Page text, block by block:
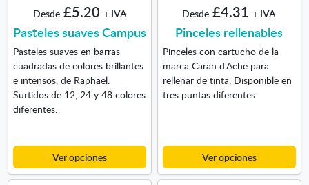
Desde £5.20 + IVA
Pasteles suaves Campus
Pasteles suaves en barras
cuadradas de colores brillantes
e intensos, de Raphael.
Surtidos de 12, 24 y 48 colores
diferentes.
Ver opciones
Desde £4.31 + IVA
Pinceles rellenables
Pinceles con cartucho de la
marca Caran d'Ache para
rellenar de tinta. Disponible en
tres puntas diferentes.
Ver opciones